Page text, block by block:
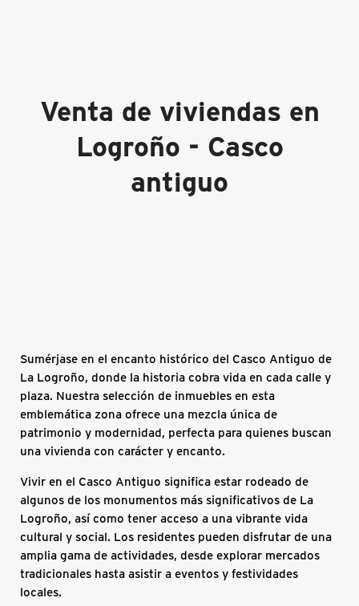
Venta de viviendas en
Logroño - Casco
antiguo
Sumérjase en el encanto histórico del Casco Antiguo de
La Logroño, donde la historia cobra vida en cada calle y
plaza. Nuestra selección de inmuebles en esta
emblemática zona ofrece una mezcla única de
patrimonio y modernidad, perfecta para quienes buscan
una vivienda con carácter y encanto.
Vivir en el Casco Antiguo significa estar rodeado de
algunos de los monumentos más significativos de La
Logroño, así como tener acceso a una vibrante vida
cultural y social. Los residentes pueden disfrutar de una
amplia gama de actividades, desde explorar mercados
tradicionales hasta asistir a eventos y festividades
locales.